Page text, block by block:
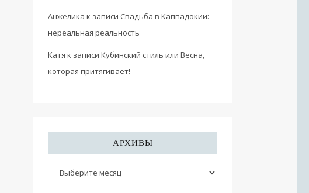
Анжелика к записи Свадьба в Каппадокии:
нереальная реальность
Катя к записи Кубинский стиль или Весна,
которая притягивает!
АРХИВЫ